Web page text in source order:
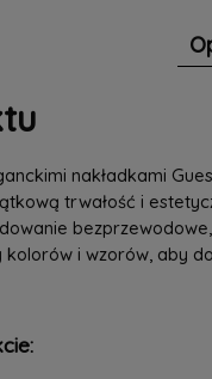
nakładkami
trwałość i
i wzorów, aby